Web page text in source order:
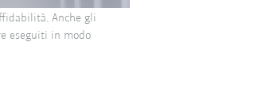
Anche gli
eseguiti in modo